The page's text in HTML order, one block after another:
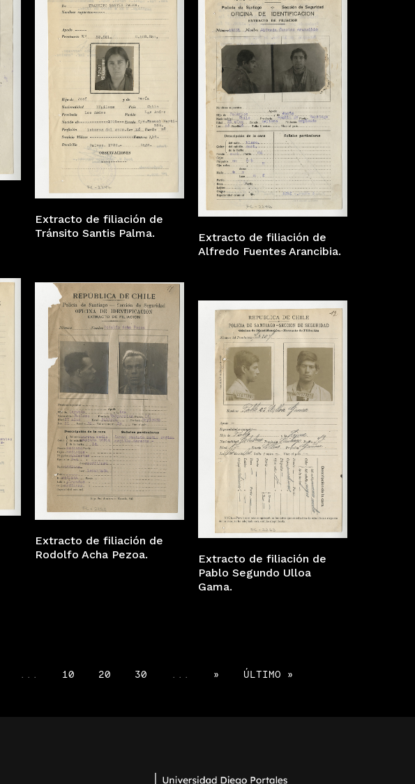
Extracto de filiación de
Tránsito Santis Palma.
Extracto de filiación de
Alfredo Fuentes Arancibia.
Extracto de filiación de
Rodolfo Acha Pezoa.
Extracto de filiación de
Pablo Segundo Ulloa
Gama.
... 10 20 30 ... » ÚLTIMO »